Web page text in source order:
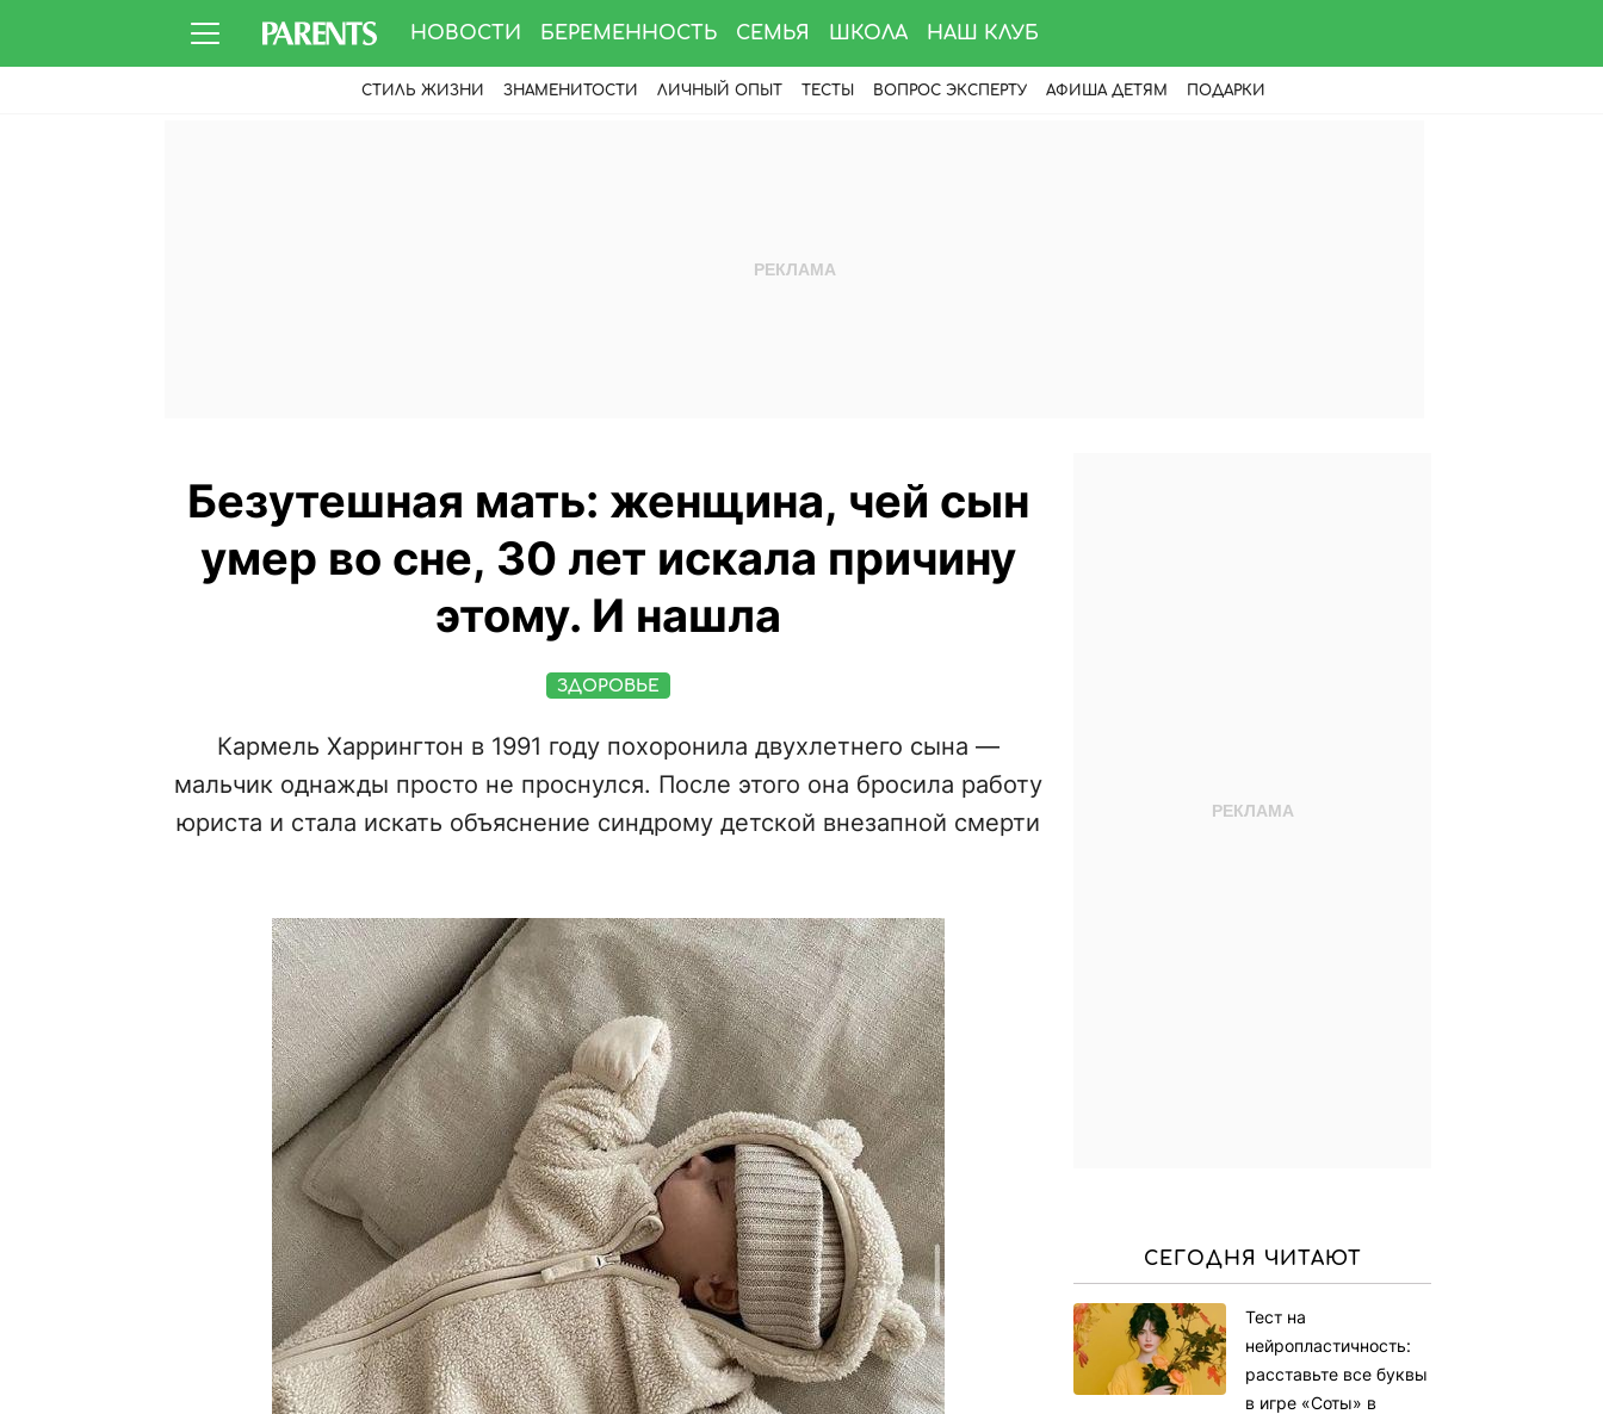
НОВОСТИ БЕРЕМЕННОСТЬ СЕМЬЯ ШКОЛА НАШ КЛУБ
СТИЛЬ ЖИЗНИ ЗНАМЕНИТОСТИ ЛИЧНЫЙ ОПЫТ ТЕСТЫ ВОПРОС ЭКСПЕРТУ АФИША ДЕТЯМ ПОДАРКИ
Безутешная мать: женщина, чей сын
умер во сне, 30 лет искала причину
этому. И нашла
ЗДОРОВЬЕ
Кармель Харрингтон в 1991 году похоронила двухлетнего сына —
мальчик однажды просто не проснулся. После этого она бросила работу
юриста и стала искать объяснение синдрому детской внезапной смерти
СЕГОДНЯ ЧИТАЮТ
Тест на
нейропластичность:
расставьте все буквы
в игре «Соты» в